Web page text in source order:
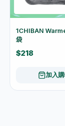
1CHIBAN
袋
$218
加入